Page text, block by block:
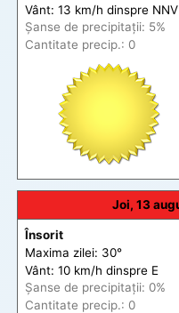
Vânt: 13 km/h dinspre NNV
Șanse de precipitații: 5%
Cantitate precip.: 0
Joi, 13
Însorit
Maxima zilei: 30°
Vânt: 10 km/h dinspre E
Șanse de precipitații: 0%
Cantitate precip.: 0